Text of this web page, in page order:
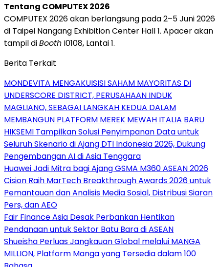
Tentang COMPUTEX 2026
COMPUTEX 2026 akan berlangsung pada 2–5 Juni 2026
di Taipei Nangang Exhibition Center Hall 1. Apacer akan
tampil diBooth I0108, Lantai 1.
Berita Terkait
MONDEVITA MENGAKUISISI SAHAM MAYORITAS DI
UNDERSCORE DISTRICT, PERUSAHAAN INDUK
MAGLIANO, SEBAGAI LANGKAH KEDUA DALAM
MEMBANGUN PLATFORM MEREK MEWAH ITALIA BARU
HIKSEMI Tampilkan Solusi Penyimpanan Data untuk
Seluruh Skenario di Ajang DTI Indonesia 2026, Dukung
Pengembangan AI di Asia Tenggara
Huawei Jadi Mitra bagi Ajang GSMA M360 ASEAN 2026
Cision Raih MarTech Breakthrough Awards 2026 untuk
Pemantauan dan Analisis Media Sosial, Distribusi Siaran
Pers, dan AEO
Fair Finance Asia Desak Perbankan Hentikan
Pendanaan untuk Sektor Batu Bara di ASEAN
Shueisha Perluas Jangkauan Global melalui MANGA
MILLION, Platform Manga yang Tersedia dalam 100